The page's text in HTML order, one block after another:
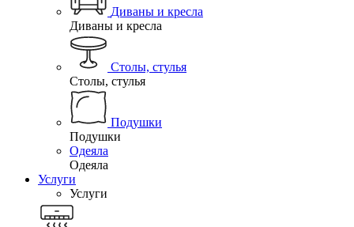
Диваны и кресла
Диваны и кресла
Столы, стулья
Столы, стулья
Подушки
Подушки
Одеяла
Одеяла
Услуги
Услуги